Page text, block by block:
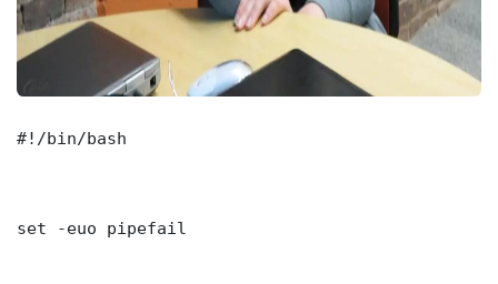
#!/bin/bash
set -euo pipefail